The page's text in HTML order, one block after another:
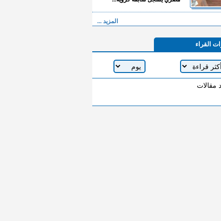
المزيد ...
القراء
مقالات